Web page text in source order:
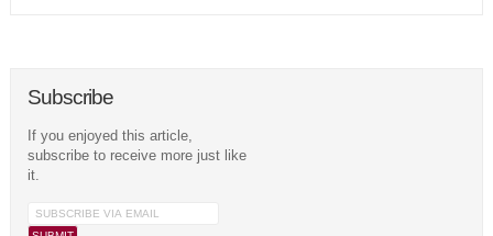
Subscribe
If you enjoyed this article,
subscribe to receive more just like
it.